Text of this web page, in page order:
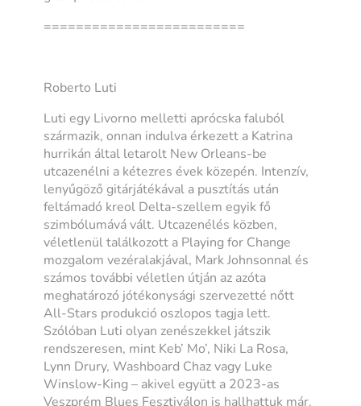
=========================
Roberto Luti
Luti egy Livorno melletti aprócska faluból
származik, onnan indulva érkezett a Katrina
hurrikán által letarolt New Orleans-be
utcazenélni a kétezres évek közepén. Intenzív,
lenyűgöző gitárjátékával a pusztítás után
feltámadó kreol Delta-szellem egyik fő
szimbólumává vált. Utcazenélés közben,
véletlenül találkozott a Playing for Change
mozgalom vezéralakjával, Mark Johnsonnal és
számos további véletlen útján az azóta
meghatározó jótékonysági szervezetté nőtt
All-Stars produkció oszlopos tagja lett.
Szólóban Luti olyan zenészekkel játszik
rendszeresen, mint Keb’ Mo’, Niki La Rosa,
Lynn Drury, Washboard Chaz vagy Luke
Winslow-King – akivel együtt a 2023-as
Veszprém Blues Fesztiválon is hallhattuk már.